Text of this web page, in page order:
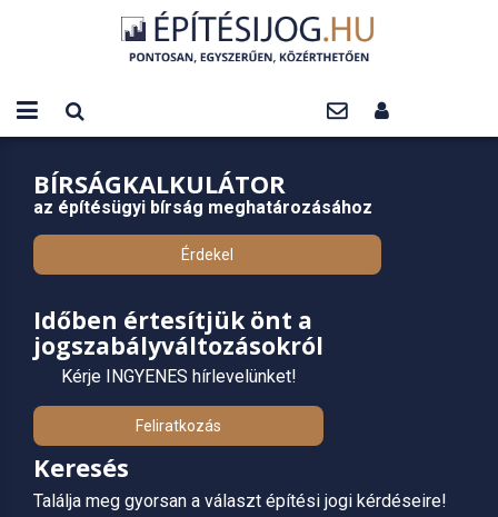
BÍRSÁGKALKULÁTOR
az építésügyi bírság meghatározásához
Érdekel
Időben értesítjük önt a
jogszabályváltozásokról
Kérje INGYENES hírlevelünket!
Feliratkozás
Keresés
Találja meg gyorsan a választ építési jogi kérdéseire!